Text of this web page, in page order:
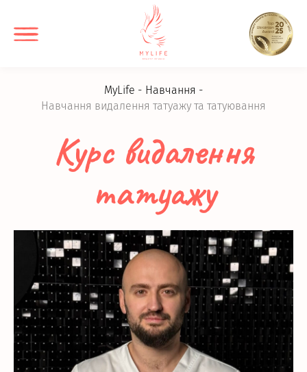
MyLife
Навчання
Навчання видалення татуажу та татуювання
Курс видалення
татуажу